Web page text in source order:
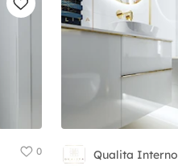
0 Qualita Interno